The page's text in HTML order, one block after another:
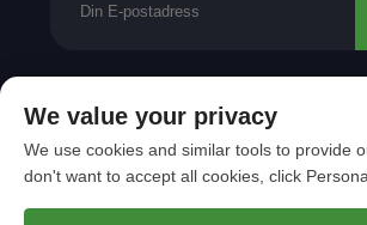
Upphovsrätt © 2025 av Shantou
Co., Ltd.
Integritetspolicy
Rulla till toppen
We value your privacy
We use cookies and similar tools to provide
don't want to accept all cookies, click